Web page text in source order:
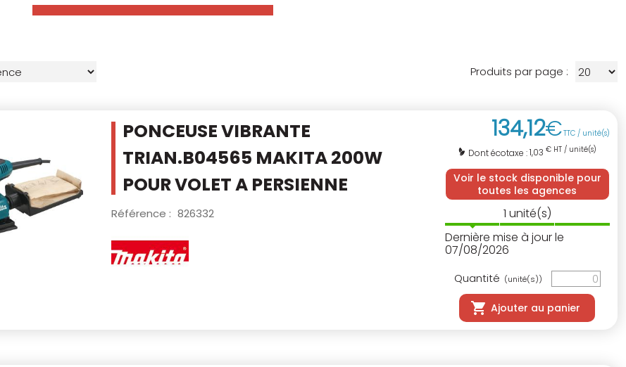
Produits par page :
PONCEUSE VIBRANTE
TRIAN.B04565 MAKITA200W
POUR VOLET A PERSIENNE
Référence : 826332
134,12€TTC / unité(s)
Dont écotaxe :1,03 € HT / unité(s)
Voir le stock disponible pour
toutes les agences
1 unité(s)
Dernière mise à jour le
07/08/2026
Quantité (unité(s))
Ajouter au panier